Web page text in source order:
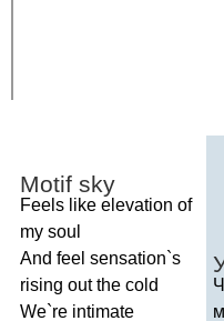
Motif sky
Feels like elevation of
my soul
And feel sensation`s
rising out the cold
We`re intimate